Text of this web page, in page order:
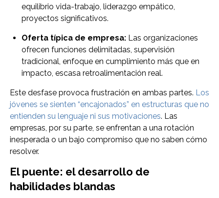
equilibrio vida-trabajo, liderazgo empático,
proyectos significativos.
Oferta típica de empresa: Las organizaciones
ofrecen funciones delimitadas, supervisión
tradicional, enfoque en cumplimiento más que en
impacto, escasa retroalimentación real.
Este desfase provoca frustración en ambas partes. Los
jóvenes se sienten “encajonados” en estructuras que no
entienden su lenguaje ni sus motivaciones. Las
empresas, por su parte, se enfrentan a una rotación
inesperada o un bajo compromiso que no saben cómo
resolver.
El puente: el desarrollo de
habilidades blandas